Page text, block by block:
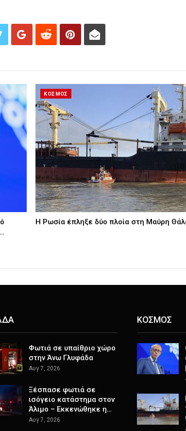
ΚΟΣΜΟΣ
Η Ρωσία έπληξε δύο πλοία στη Μαύρη
Φωτιά σε υπαίθριο χώρο
στην Άνω Γλυφάδα
Αυγ 7, 2026
Ξέσπασε φωτιά σε
ισόγειο κατάστημα στον
Άλιμο – Εκκενώθηκε η…
Αυγ 7, 2026
ΚΟΣΜΟΣ